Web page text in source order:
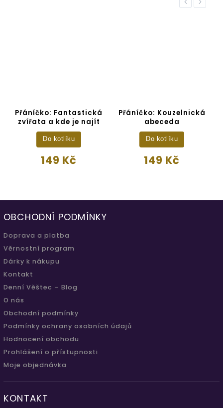
Previous
Přáníčko: Fantastická
zvířata a kde je najít
149 Kč
Do kotlíku
Přáníčko: Kouzelnická
abeceda
149 Kč
Do kotlíku
Next
OBCHODNÍ PODMÍNKY
Doprava a platba
Věrnostní program
Dárky k nákupu
Kontakt
Denní Věštec – Blog
O nás
Obchodní podmínky
Podmínky ochrany osobních údajů
Hodnocení obchodu
Prohlášení o přístupnosti
Moje objednávka
KONTAKT